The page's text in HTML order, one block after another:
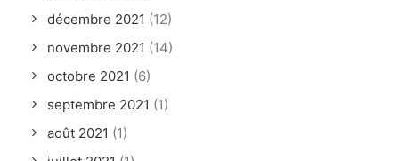
décembre 2021 (12)
novembre 2021 (14)
octobre 2021 (6)
septembre 2021 (1)
août 2021 (1)